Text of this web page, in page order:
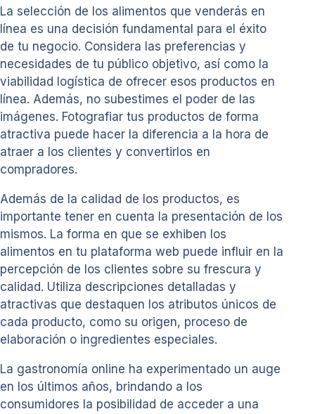
La selección de los alimentos que venderás en
línea es una decisión fundamental para el éxito
de tu negocio. Considera las preferencias y
necesidades de tu público objetivo, así como la
viabilidad logística de ofrecer esos productos en
línea. Además, no subestimes el poder de las
imágenes. Fotografiar tus productos de forma
atractiva puede hacer la diferencia a la hora de
atraer a los clientes y convertirlos en
compradores.
Además de la calidad de los productos, es
importante tener en cuenta la presentación de los
mismos. La forma en que se exhiben los
alimentos en tu plataforma web puede influir en la
percepción de los clientes sobre su frescura y
calidad. Utiliza descripciones detalladas y
atractivas que destaquen los atributos únicos de
cada producto, como su origen, proceso de
elaboración o ingredientes especiales.
La gastronomía online ha experimentado un auge
en los últimos años, brindando a los
consumidores la posibilidad de acceder a una